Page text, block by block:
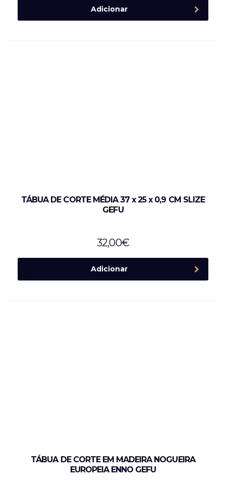
Adicionar
TÁBUA DE CORTE MÉDIA 37 x 25 x 0,9 CM SLIZE
GEFU
32,00€
Adicionar
TÁBUA DE CORTE EM MADEIRA NOGUEIRA
EUROPEIA ENNO GEFU